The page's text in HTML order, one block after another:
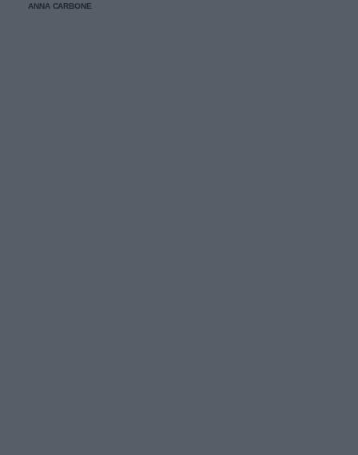
ANNA CARBONE